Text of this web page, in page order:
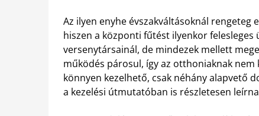
Az ilyen enyhe évszakváltásoknál
hiszen a központi fűtést ilyenkor
versenytársainál, de mindezek mellett
működés párosul, így az otthoniaknak
könnyen kezelhető, csak néhány alapvető
a kezelési útmutatóban is részletesen